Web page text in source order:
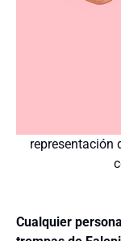
representación
Cualquier